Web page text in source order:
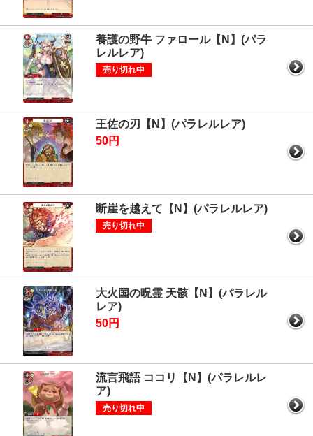
養護の野牛 ファロール【N】(パラ
レルレア)
売り切れ中
王佐の刃【N】(パラレルレア)
50円
断崖を越えて【N】(パラレルレア)
売り切れ中
大火国の呪霊 天骸【N】(パラレル
レア)
50円
流言飛語 ココリ【N】(パラレルレ
ア)
売り切れ中